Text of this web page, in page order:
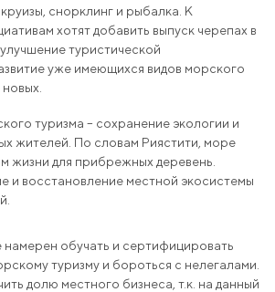
снорклинг и рыбалка. К
хотят добавить выпуск черепах в
туристической
уже имеющихся видов морского
туризма – сохранение экологии и
жителей. По словам Риястити, море
жизни для прибрежных деревень.
и восстановление местной экосистемы
обучать и сертифицировать
туризму и бороться с нелегалами.
долю местного бизнеса, т.к. на данный